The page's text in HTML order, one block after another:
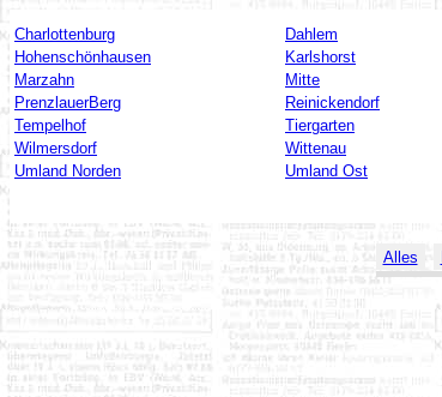
Charlottenburg Dahlem
Hohenschönhausen
Karlshorst
Marzahn
Mitte
PrenzlauerBerg
Reinickendorf
Tempelhof
Tiergarten
Wilmersdorf
Wittenau
Umland Norden
Umland Ost
Alles